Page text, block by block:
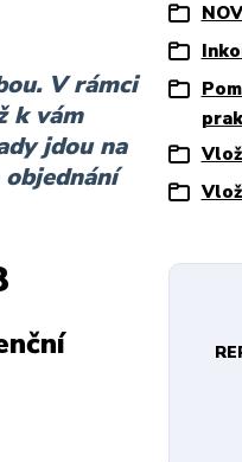
V rámci
k vám
jdou na